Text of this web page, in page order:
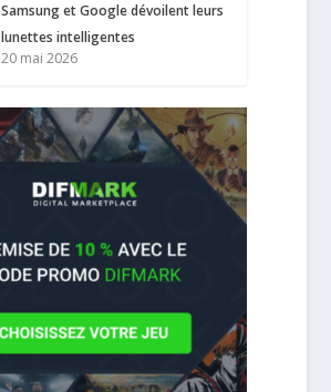
Samsung et Google dévoilent leurs
lunettes intelligentes
20 mai 2026